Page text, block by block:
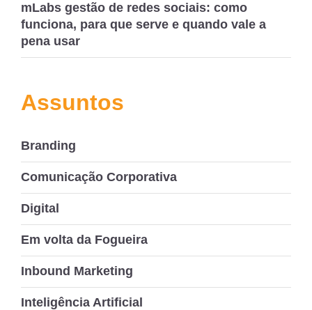
mLabs gestão de redes sociais: como
funciona, para que serve e quando vale a
pena usar
Assuntos
Branding
Comunicação Corporativa
Digital
Em volta da Fogueira
Inbound Marketing
Inteligência Artificial